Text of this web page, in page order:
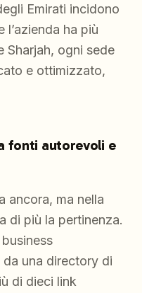
Emirati incidono
l’azienda ha più
Sharjah, ogni sede
e ottimizzato,
fonti autorevoli e
ancora, ma nella
di più la pertinenza.
una directory di
di dieci link